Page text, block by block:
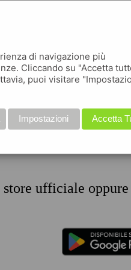
orero e gli altri
le proposte di
ufficiale
di navigazione più
Cliccando su "Accetta
puoi visitare
Accetta
Impostazioni